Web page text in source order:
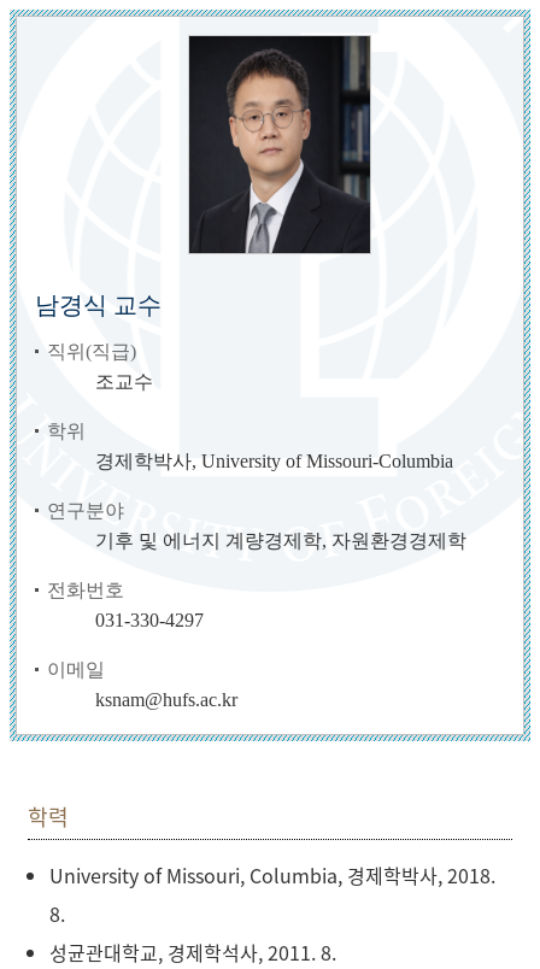
남경식 교수
직위(직급)
조교수
학위
경제학박사, University of Missouri-Columbia
연구분야
기후 및 에너지 계량경제학, 자원환경경제학
전화번호
031-330-4297
이메일
ksnam@hufs.ac.kr
학력
University of Missouri, Columbia, 경제학박사, 2018.
8.
성균관대학교, 경제학석사, 2011. 8.